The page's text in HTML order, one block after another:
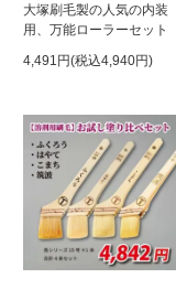
大塚刷毛製の人気の内装
用、万能ローラーセット
4,491円(税込4,940円)